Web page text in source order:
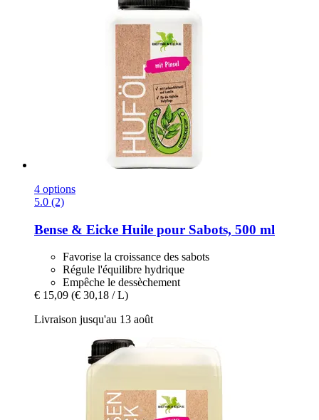
4 options
5.0 (2)
Bense & Eicke Huile pour Sabots, 500 ml
Favorise la croissance des sabots
Régule l'équilibre hydrique
Empêche le dessèchement
€ 15,09 (€ 30,18 / L)
Livraison jusqu'au 13 août